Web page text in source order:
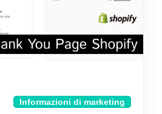
Informazioni di marketing